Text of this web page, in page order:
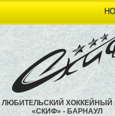
ЛЮБИТЕЛЬСКИЙ ХОККЕЙНЫЙ
«СКИФ» - БАРНАУЛ